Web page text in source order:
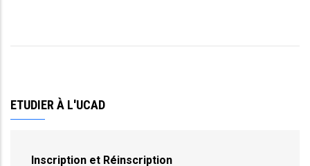
ETUDIER À L'UCAD
Inscription et Réinscription